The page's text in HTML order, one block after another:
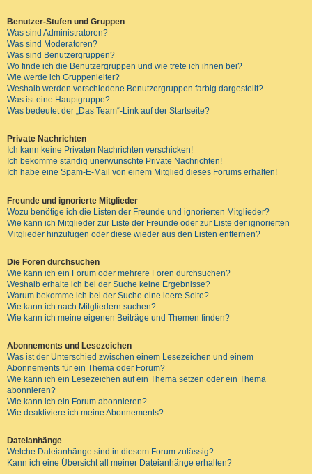
Benutzer-Stufen und Gruppen
Was sind Administratoren?
Was sind Moderatoren?
Was sind Benutzergruppen?
Wo finde ich die Benutzergruppen und wie trete ich ihnen bei?
Wie werde ich Gruppenleiter?
Weshalb werden verschiedene Benutzergruppen farbig dargestellt?
Was ist eine Hauptgruppe?
Was bedeutet der „Das Team“-Link auf der Startseite?
Private Nachrichten
Ich kann keine Privaten Nachrichten verschicken!
Ich bekomme ständig unerwünschte Private Nachrichten!
Ich habe eine Spam-E-Mail von einem Mitglied dieses Forums erhalten!
Freunde und ignorierte Mitglieder
Wozu benötige ich die Listen der Freunde und ignorierten Mitglieder?
Wie kann ich Mitglieder zur Liste der Freunde oder zur Liste der ignorierten
Mitglieder hinzufügen oder diese wieder aus den Listen entfernen?
Die Foren durchsuchen
Wie kann ich ein Forum oder mehrere Foren durchsuchen?
Weshalb erhalte ich bei der Suche keine Ergebnisse?
Warum bekomme ich bei der Suche eine leere Seite?
Wie kann ich nach Mitgliedern suchen?
Wie kann ich meine eigenen Beiträge und Themen finden?
Abonnements und Lesezeichen
Was ist der Unterschied zwischen einem Lesezeichen und einem
Abonnements für ein Thema oder Forum?
Wie kann ich ein Lesezeichen auf ein Thema setzen oder ein Thema
abonnieren?
Wie kann ich ein Forum abonnieren?
Wie deaktiviere ich meine Abonnements?
Dateianhänge
Welche Dateianhänge sind in diesem Forum zulässig?
Kann ich eine Übersicht all meiner Dateianhänge erhalten?